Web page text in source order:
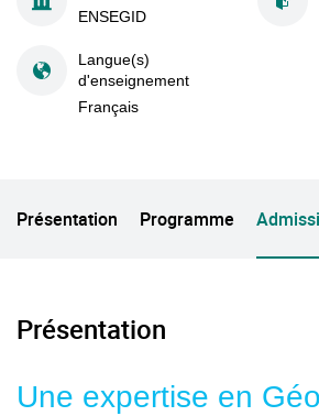
ENSEGID
Langue(s)
d'enseignement
Français
Présentation Programme
Présentation
Une expertise en